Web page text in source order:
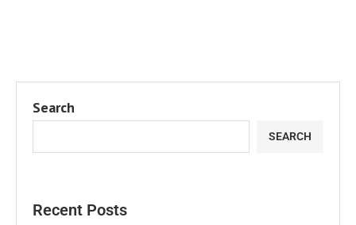
Search
SEARCH
Recent Posts